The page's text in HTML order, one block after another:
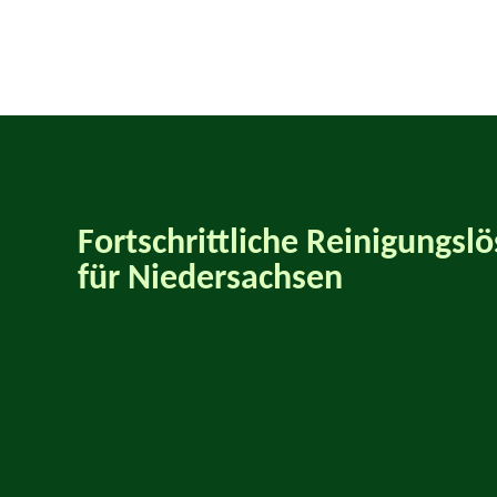
Fortschrittliche
für Niedersachsen